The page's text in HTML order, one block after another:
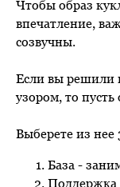
Чтобы образ
впечатление,
созвучны.
Если вы решили
узором, то
Выберете из нее
База -
Поддержка